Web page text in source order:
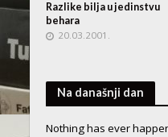
Razlike bilja u jedinstvu
behara
20.03.2001.
Na današnji dan
Nothing has ever